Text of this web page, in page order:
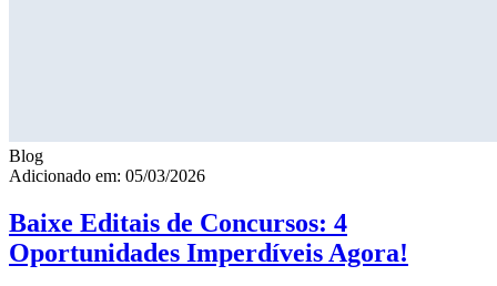
Blog
Adicionado em: 05/03/2026
Baixe Editais de Concursos: 4
Oportunidades Imperdíveis Agora!